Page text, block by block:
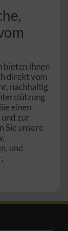
bieten Ihnen
direkt vom
nachhaltig
einen
zur
Sie unsere
und